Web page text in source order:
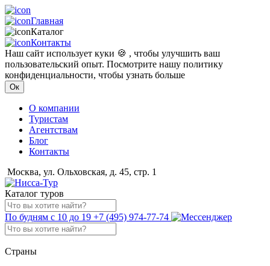
Главная
Каталог
Контакты
Наш сайт использует куки 🍪 , чтобы улучшить ваш
пользовательский опыт. Посмотрите нашу политику
конфиденциальности, чтобы узнать больше
Ок
О компании
Туристам
Агентствам
Блог
Контакты
Москва, ул. Ольховская, д. 45, стр. 1
Каталог туров
По будням с 10 до 19 +7 (495) 974-77-74
Страны